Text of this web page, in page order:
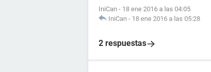
IniCan - 18 ene 2016 a las 04:05
IniCan - 18 ene 2016 a las 05:28
2 respuestas